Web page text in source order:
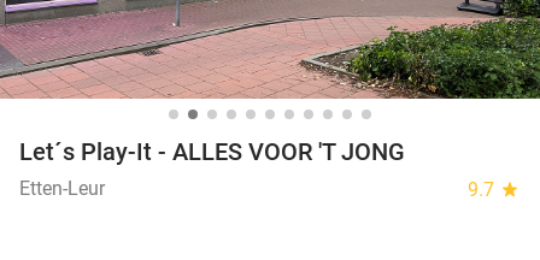
Let´s Play-It - ALLES VOOR 'T JONG
Etten-Leur 9.7 star